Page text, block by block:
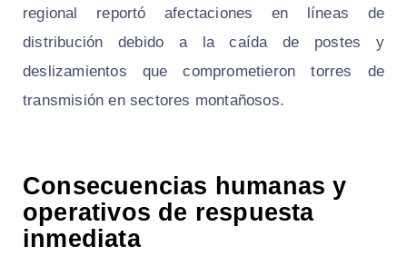
regional reportó afectaciones en líneas de
distribución debido a la caída de postes y
deslizamientos que comprometieron torres de
transmisión en sectores montañosos.
Consecuencias humanas y
operativos de respuesta
inmediata